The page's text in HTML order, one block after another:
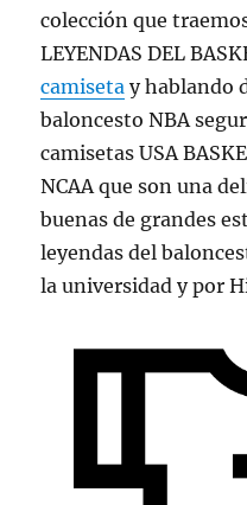
colección que
LEYENDAS DEL
camiseta y hablando
baloncesto NBA
camisetas USA
NCAA que son una
buenas de grandes
leyendas del
la universidad y por